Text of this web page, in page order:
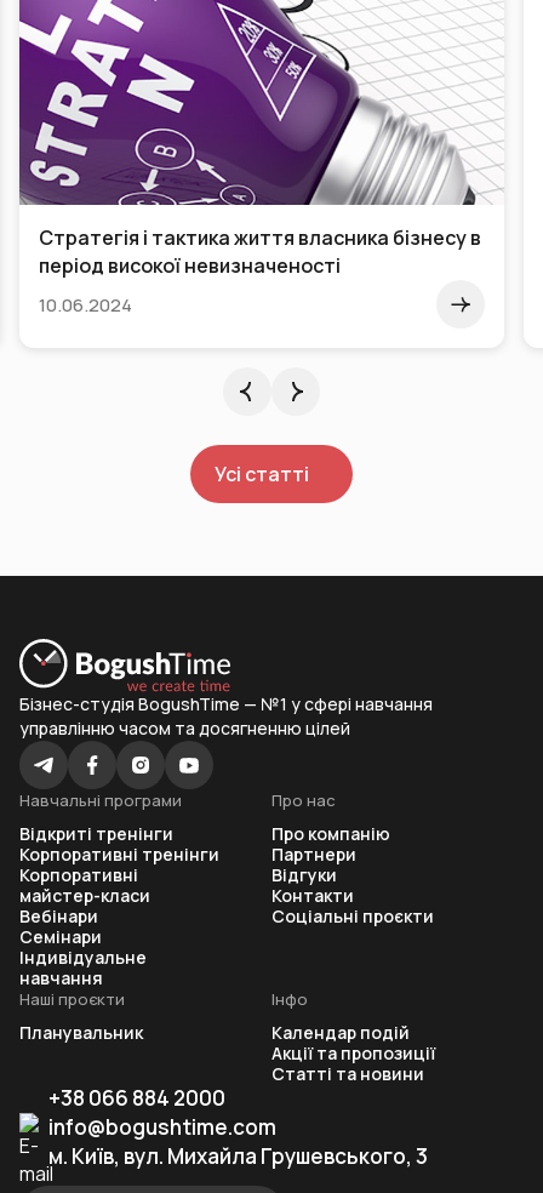
Стратегія і тактика життя власника бізнесу в
період високої невизначеності
10.06.2024
Усі статті
Бізнес-студія BogushTime — №1 у сфері навчання
управлінню часом та досягненню цілей
Навчальні програми
Відкриті тренінги
Корпоративні тренінги
Корпоративні
майстер-класи
Вебінари
Семінари
Індивідуальне
навчання
Наші проєкти
Планувальник
Інфо
Календар подій
Акції та пропозиції
Статті та новини
Про нас
Про компанію
Партнери
Відгуки
Контакти
Соціальні проєкти
+38 066 884 2000
info@bogushtime.com
м. Київ, вул. Михайла Грушевського, 3